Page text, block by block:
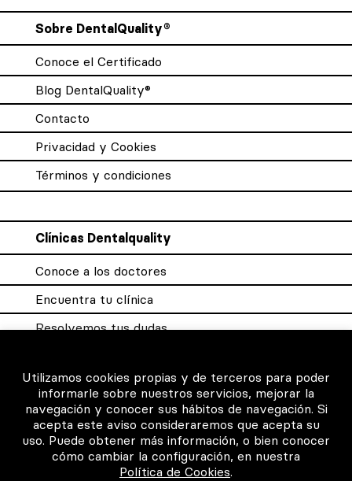
Sobre DentalQuality®
Conoce el Certificado
Blog DentalQuality®
Contacto
Privacidad y Cookies
Términos y condiciones
Clínicas Dentalquality
Conoce a los doctores
Encuentra tu clínica
Resolvemos tus dudas
Para los profesionales
Consigue tu certificado
Utilizamos cookies propias y de terceros para poder
informarle sobre nuestros servicios, mejorar la
navegación y conocer sus hábitos de navegación. Si
acepta este aviso consideraremos que acepta su
uso. Puede obtener más información, o bien conocer
cómo cambiar la configuración, en nuestra
Política de Cookies.